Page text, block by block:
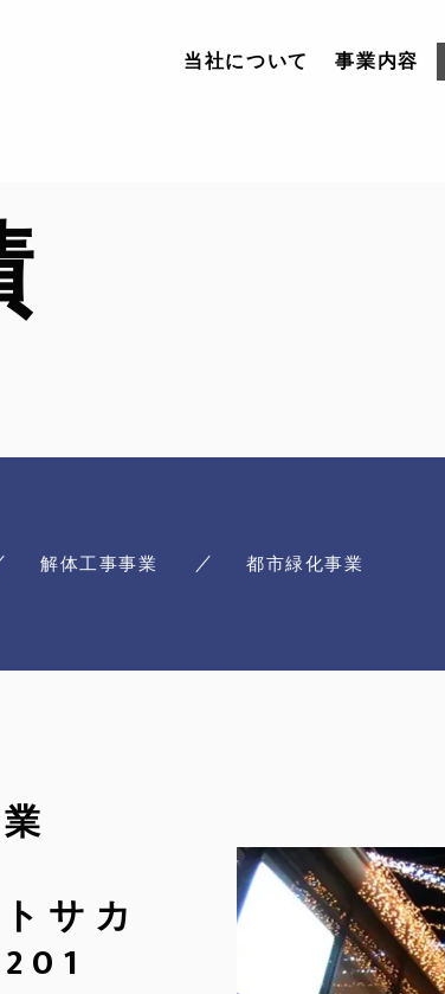
当社について 事業内容
解体工事事業 都市緑化事業
サカ